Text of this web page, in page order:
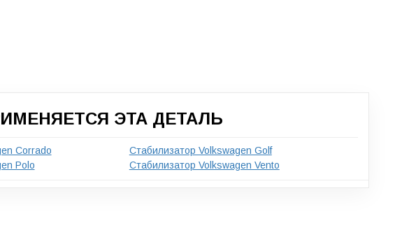
ЭТА ДЕТАЛЬ
Corrado
Стабилизатор Volkswagen Golf
Polo Стабилизатор Volkswagen Vento